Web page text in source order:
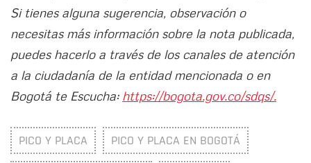
Si tienes alguna sugerencia, observación o
necesitas más información sobre la nota publicada,
puedes hacerlo a través de los canales de atención
a la ciudadanía de la entidad mencionada o en
Bogotá te Escucha: https://bogota.gov.co/sdqs/.
PICO Y PLACA PICO Y PLACA EN BOGOTÁ